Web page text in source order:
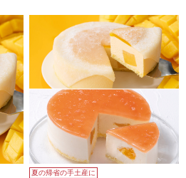
夏の帰省の手土産に